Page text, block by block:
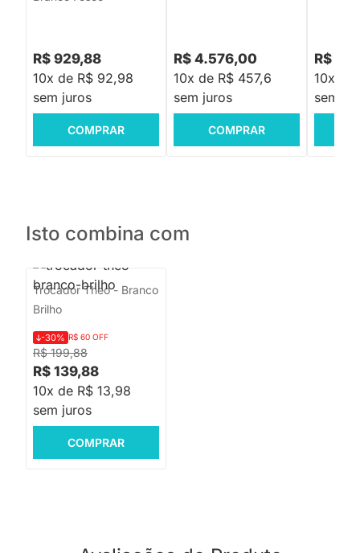
R$ 929,88
10x de R$ 92,98
sem juros
COMPRAR
R$ 4.576,00
10x de R$ 457,6
sem juros
COMPRAR
R$
10x de
sem
Isto combina com
Trocador Theo - Branco
Brilho
R$ 199,88
-30% R$ 60 OFF
R$ 139,88
10x de R$ 13,98
sem juros
COMPRAR